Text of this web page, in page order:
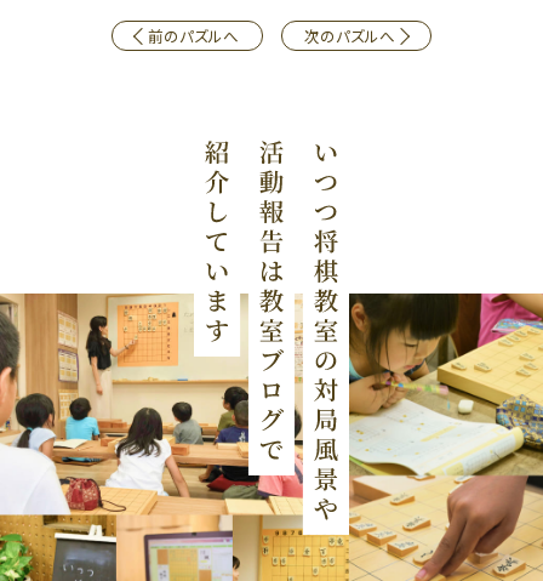
前のパズルへ 次のパズルへ